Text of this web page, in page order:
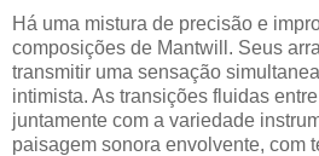
Há uma mistura de precisão e
composições de Mantwill. Seus
transmitir uma sensação
intimista. As transições fluidas
juntamente com a variedade
paisagem sonora envolvente, com